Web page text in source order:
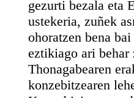
gezurti bezala eta
ustekeria, zuñek
ohoratzen bena
eztikiago ari
Thonagabearen
konzebitzearen